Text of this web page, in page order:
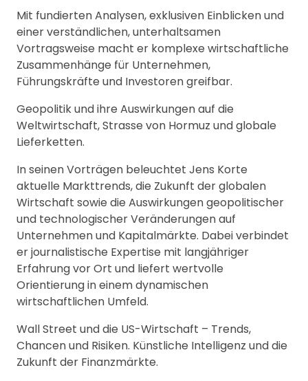
Mit fundierten Analysen, exklusiven Einblicken und
einer verständlichen, unterhaltsamen
Vortragsweise macht er komplexe wirtschaftliche
Zusammenhänge für Unternehmen,
Führungskräfte und Investoren greifbar.
Geopolitik und ihre Auswirkungen auf die
Weltwirtschaft, Strasse von Hormuz und globale
Lieferketten.
In seinen Vorträgen beleuchtet Jens Korte
aktuelle Markttrends, die Zukunft der globalen
Wirtschaft sowie die Auswirkungen geopolitischer
und technologischer Veränderungen auf
Unternehmen und Kapitalmärkte. Dabei verbindet
er journalistische Expertise mit langjähriger
Erfahrung vor Ort und liefert wertvolle
Orientierung in einem dynamischen
wirtschaftlichen Umfeld.
Wall Street und die US-Wirtschaft – Trends,
Chancen und Risiken. Künstliche Intelligenz und die
Zukunft der Finanzmärkte.